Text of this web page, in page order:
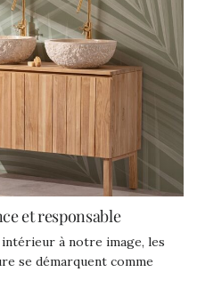
et responsable
à notre image, les
se démarquent comme